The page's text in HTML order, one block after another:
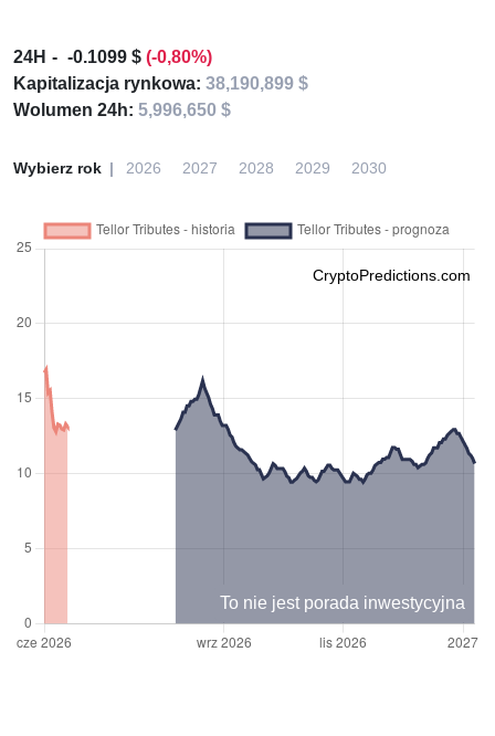
24H -0.1099 $ (-0,80%)
Kapitalizacja rynkowa: 38,190,899 $
Wolumen 24h: 5,996,650 $
Wybierz rok 2026 2027 2028 2029 2030
CryptoPredictions.com
To nie jest porada inwestycyjna